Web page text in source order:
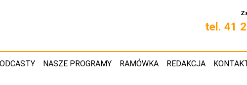
tel. 41
NASZE PROGRAMY RAMÓWKA REDAKCJA